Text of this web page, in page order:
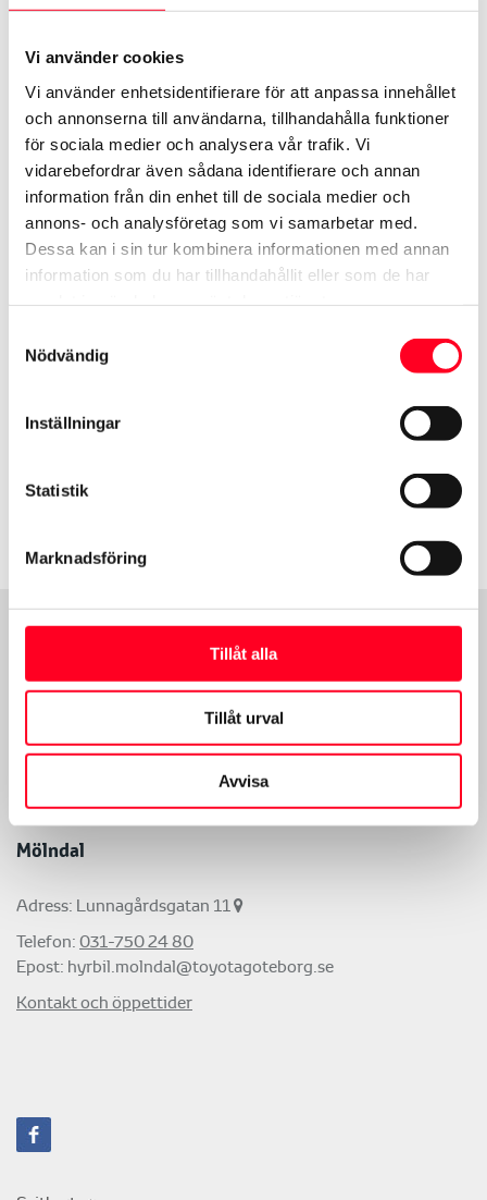
Vi använder cookies
Vi använder enhetsidentifierare för att anpassa innehållet
och annonserna till användarna, tillhandahålla funktioner
för sociala medier och analysera vår trafik. Vi
vidarebefordrar även sådana identifierare och annan
information från din enhet till de sociala medier och
annons- och analysföretag som vi samarbetar med.
Dessa kan i sin tur kombinera informationen med annan
information som du har tillhandahållit eller som de har
Nödvändig
Inställningar
Statistik
Marknadsföring
Tillåt alla
Tillåt urval
Avvisa
rabatter. För övriga villkor se underallmänna
.
* Självrisken reduceras då ytterligare till
och transportbil vid tecknande av en extra
buss och transportbil.
Telefon:
Epost:hyrbil.backebol@toyotagoteborg.se
Mölndal
Adress: Lunnagårdsgatan 11
Telefon: 031-750 24 80
Epost: hyrbil.molndal@toyotagoteborg.se
Kontakt och öppettider